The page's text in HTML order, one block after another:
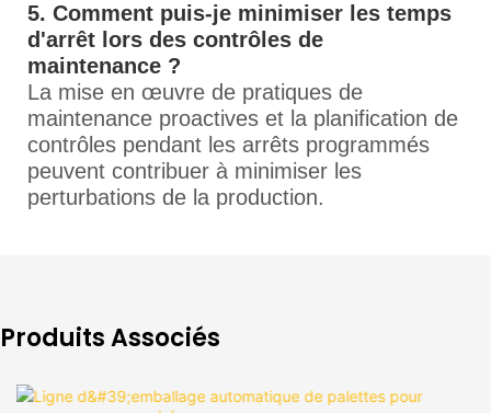
5. Comment puis-je minimiser les temps
d'arrêt lors des contrôles de
maintenance ?
La mise en œuvre de pratiques de
maintenance proactives et la planification de
contrôles pendant les arrêts programmés
peuvent contribuer à minimiser les
perturbations de la production.
Produits Associés